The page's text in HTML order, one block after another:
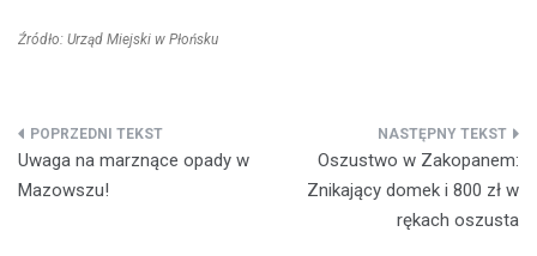
Źródło: Urząd Miejski w Płońsku
Nawigacja
wpisu
Uwaga na marznące opady w
Mazowszu!
Oszustwo w Zakopanem:
Znikający domek i 800 zł w
rękach oszusta